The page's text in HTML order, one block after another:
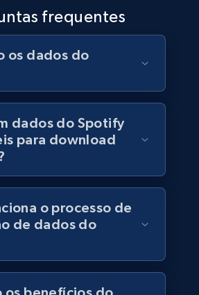
url, User username raw,
Hashtags, Num
629+ Buy Now
information
name, Date posted parsed, Job
text, Benefits, Qualifications,
frequentes
os dados do
dados do Spotify
para download
o processo de
de dados do